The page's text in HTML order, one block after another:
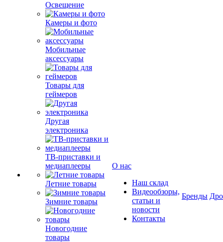
Освещение
Камеры и фото
Мобильные
аксессуары
Товары для
геймеров
Другая
электроника
ТВ-приставки и
медиаплееры
Летние товары
Зимние товары
Новогодние
товары
О нас
Наш склад
Видеообзоры,
статьи и
новости
Контакты
Бренды